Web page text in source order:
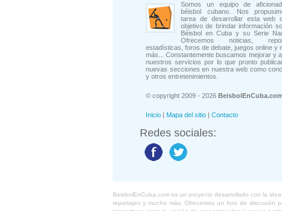
Somos un equipo de
béisbol cubano. Nos
tarea de desarrollar esta web
objetivo de brindar información
Béisbol en Cuba y su Serie
Ofrecemos noticias,
estadísticas, foros de debate, juegos online y
más... Constantemente buscamos mejorar y
nuestros servicios por lo que pronto
nuevas secciones en nuestra web como
y otros entretenimientos.
© copyright 2009 - 2026 BeisbolEnCuba.com
Inicio | Mapa del sitio | Contacto
Redes sociales:
BeisbolEnCuba.com es un proyecto desarrollado con la
reportajes y mucho más. Ofrecemos un foro de discusión